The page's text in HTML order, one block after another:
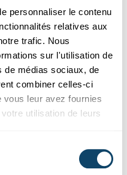
personnaliser le contenu
relatives aux
trafic. Nous
sur l'utilisation de
de médias sociaux, de
combiner celles-ci
leur avez fournies
utilisation de leurs